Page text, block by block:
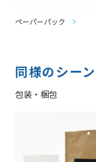
ペーパーパック
同様のシーン
包装・梱包